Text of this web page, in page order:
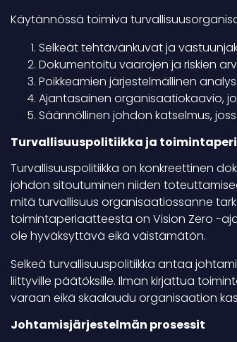
Käytännössä toimiva
Selkeät tehtävänkuvat ja
Dokumentoitu vaarojen ja riskien
Poikkeamien järjestelmällinen
Ajantasainen organisaatiokaavio,
Säännöllinen johdon katselmus,
Turvallisuuspolitiikka ja
Turvallisuuspolitiikka on konkreettinen
johdon sitoutuminen niiden
mitä turvallisuus organisaatiossanne
toimintaperiaatteesta on Vision Zero -
ole hyväksyttävä eikä väistämätön.
Selkeä turvallisuuspolitiikka antaa
liittyville päätöksille. Ilman kirjattua
varaan eikä skaalaudu organisaation
Johtamisjärjestelmän prosessit